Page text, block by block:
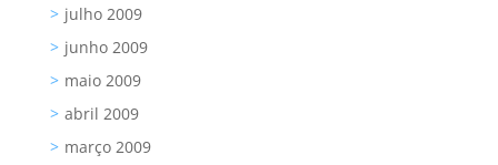
julho 2009
junho 2009
maio 2009
abril 2009
março 2009